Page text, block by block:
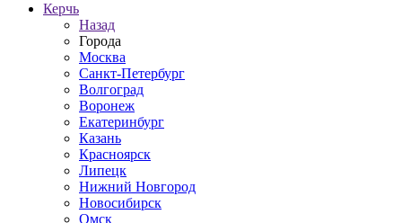
Керчь
Назад
Города
Москва
Санкт-Петербург
Волгоград
Воронеж
Екатеринбург
Казань
Красноярск
Липецк
Нижний Новгород
Новосибирск
Омск